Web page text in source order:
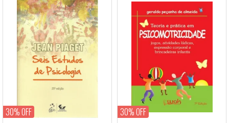
30% OFF 30% OFF